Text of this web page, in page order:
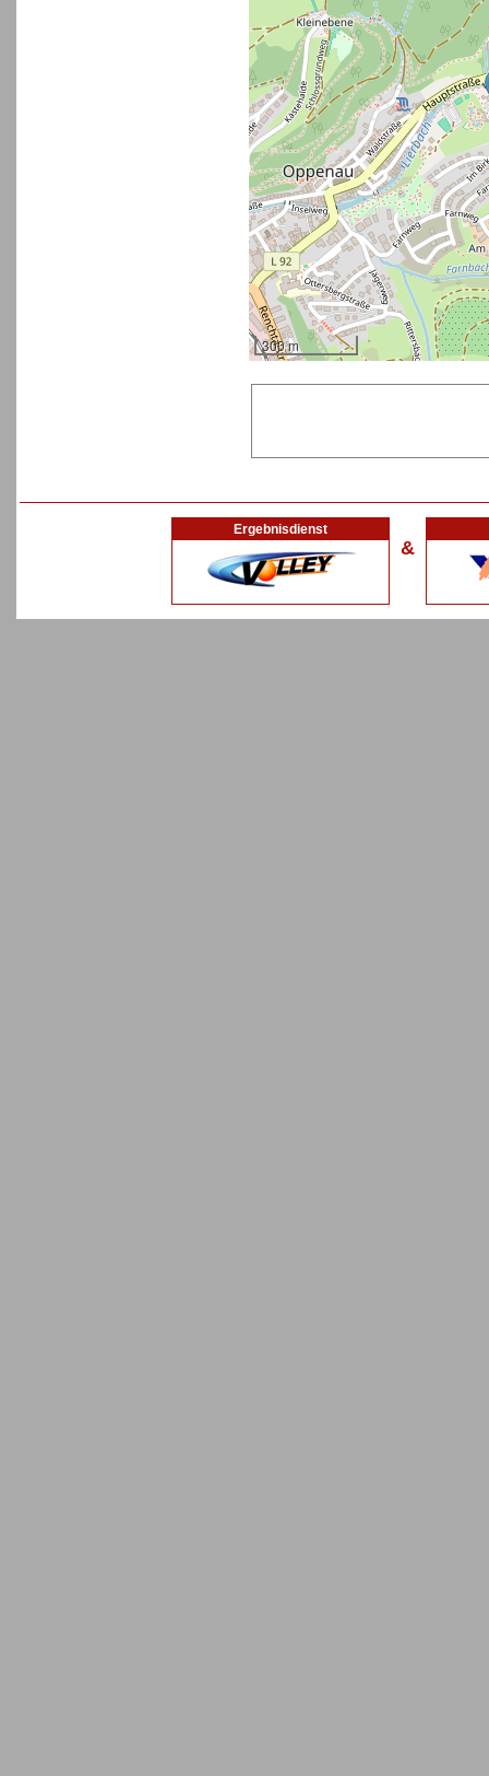
300 m
Ergebnisdienst
&